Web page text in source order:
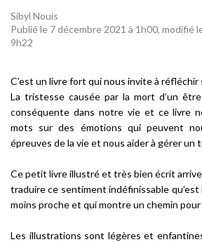
Sibyl Nouis
Publié le 7 décembre 2021 à 1h00, modifié
9h22
C’est un livre fort qui nous invite à
La tristesse causée par la mort d’un
conséquente dans notre vie et ce livre
mots sur des émotions qui peuvent
épreuves de la vie et nous aider à gérer un
Ce petit livre illustré et très bien écrit
traduire ce sentiment indéfinissable qu’est
moins proche et qui montre un chemin
Les illustrations sont légères et